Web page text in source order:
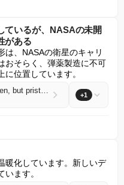
ているが、NASAの未開
がある
は、NASAの衛星のキャリ
おそらく、弾薬製造に不可
位置しています。
The U.S. military needs tungsten, but pristine NASA site may stand in the way +1
暖化しています。新しいデ
ます。